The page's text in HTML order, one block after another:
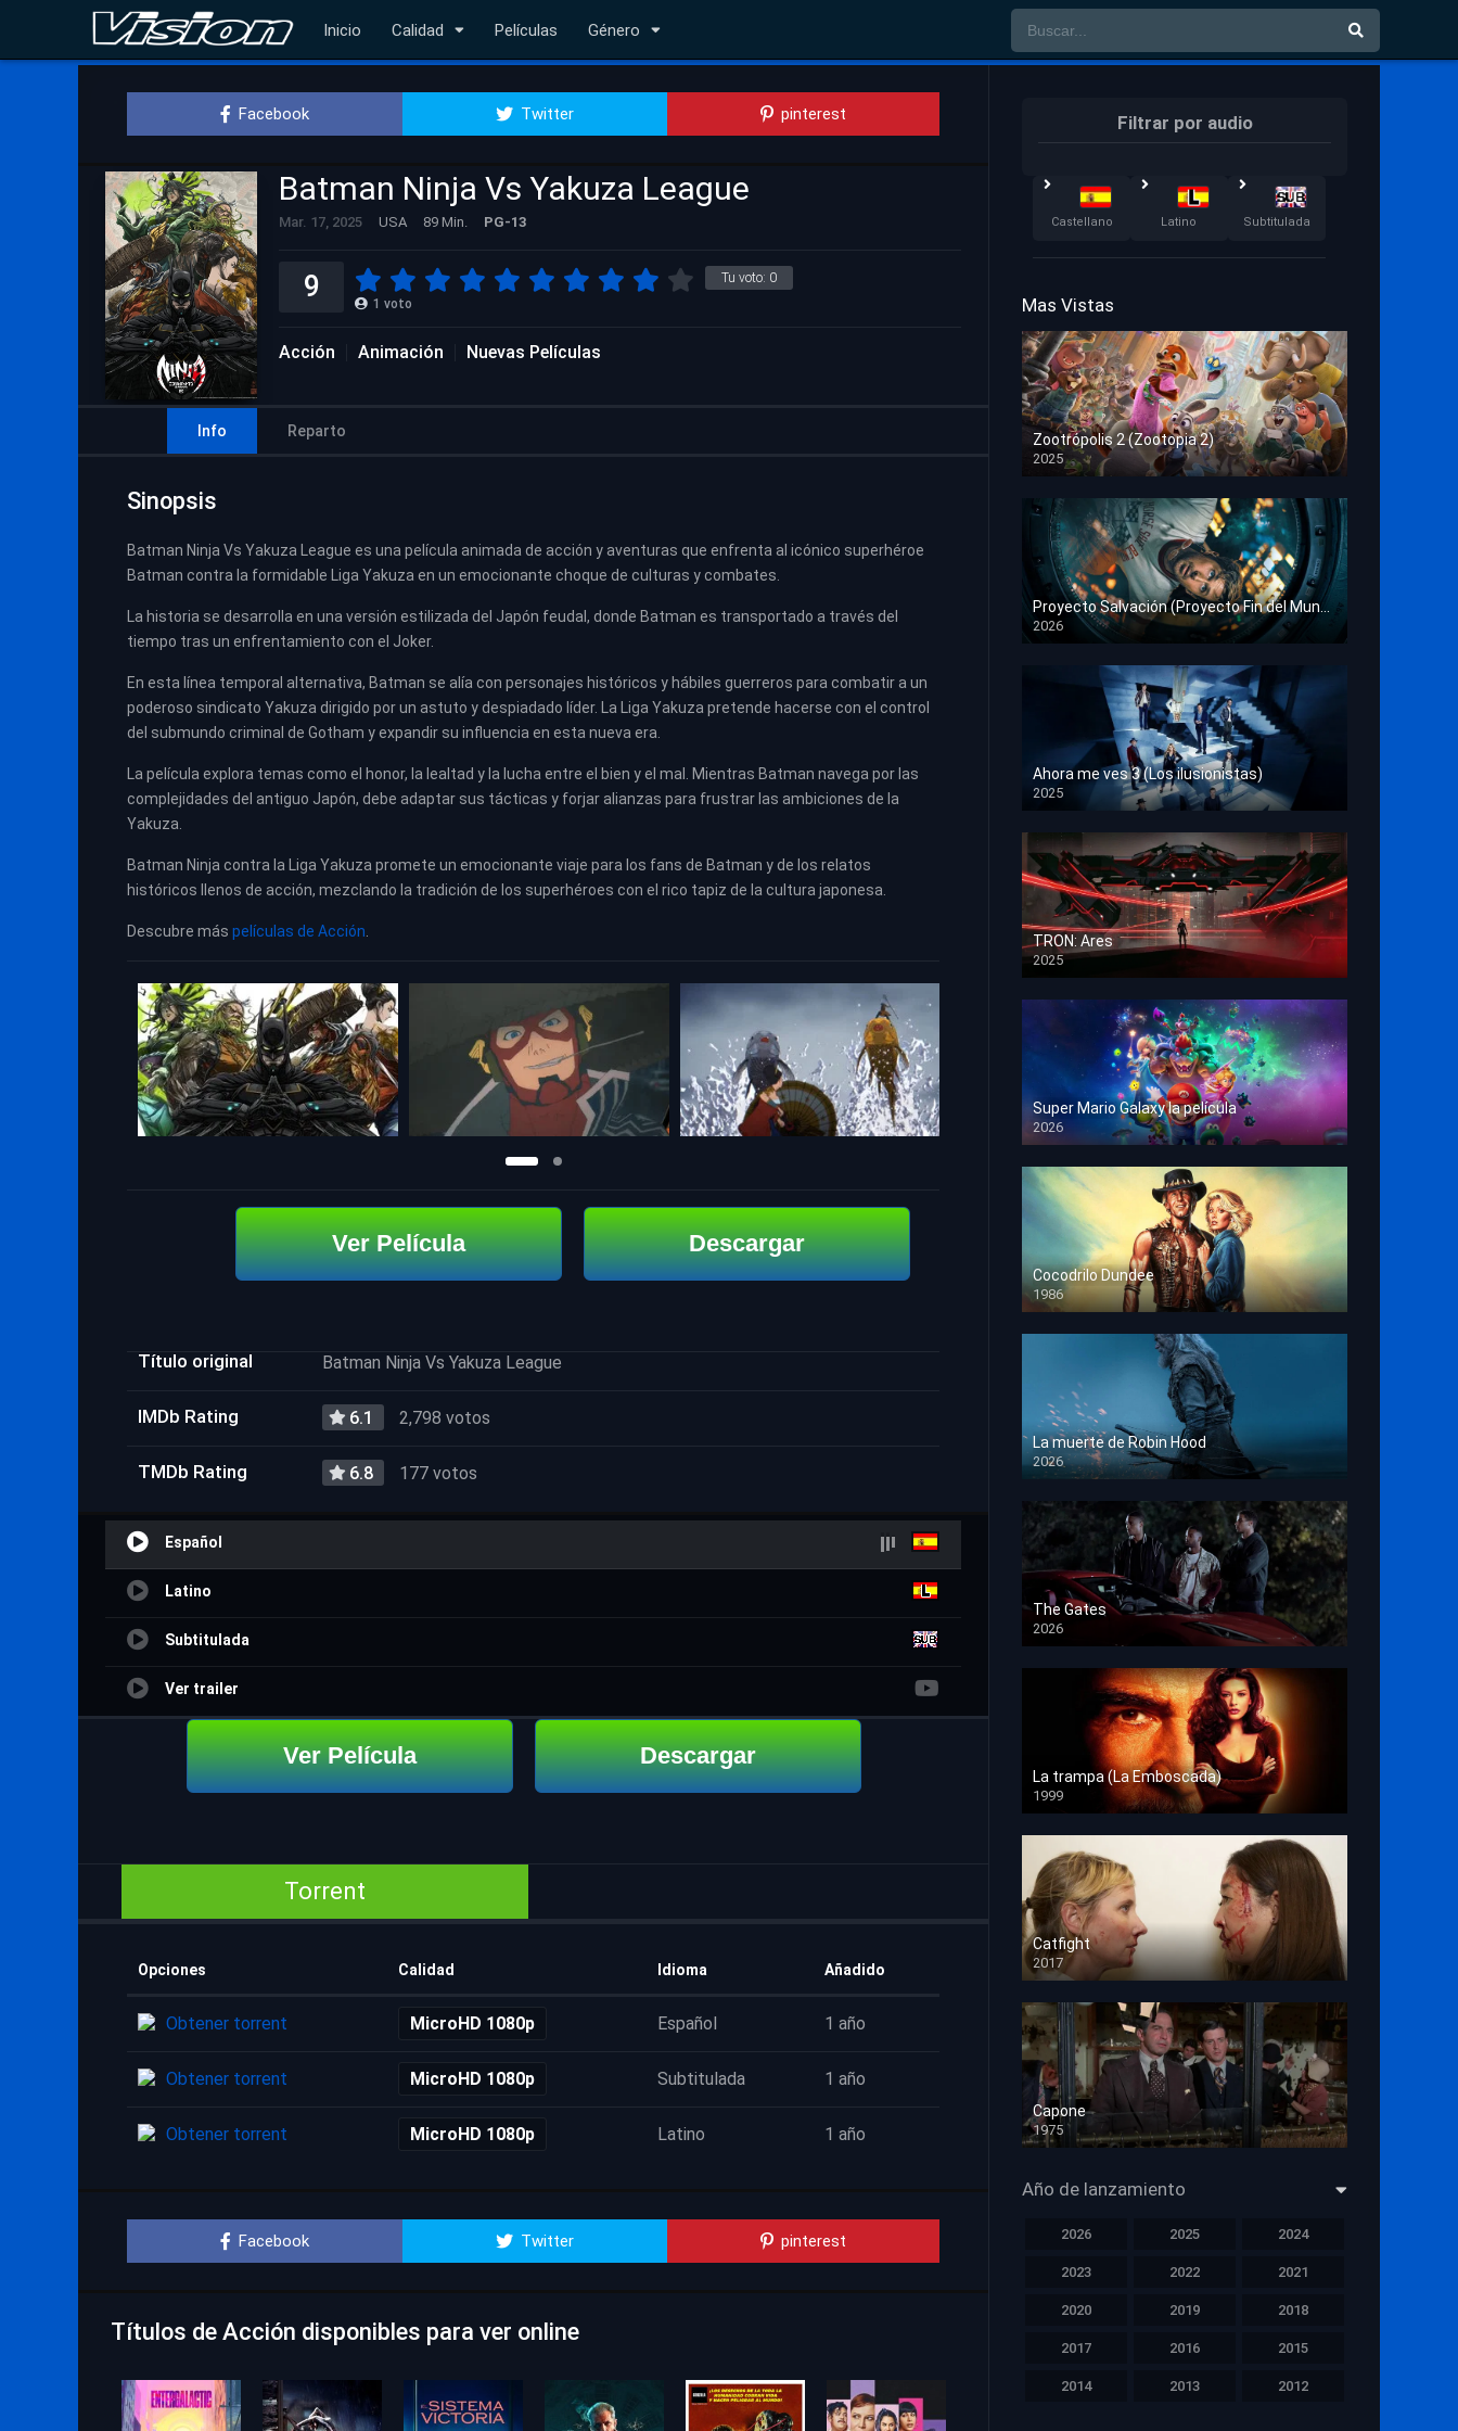
Inicio Calidad Películas Género
Facebook Twitter pinterest
Batman Ninja Vs Yakuza League
Mar. 17, 2025 USA 89 Min. PG-13
Tu voto: 0
9 1 voto
Acción Animación Nuevas Películas
Info Reparto
Sinopsis
Batman Ninja Vs Yakuza League es una película animada de acción y aventuras que enfrenta al icónico superhéroe
Batman contra la formidable Liga Yakuza en un emocionante choque de culturas y combates.
La historia se desarrolla en una versión estilizada del Japón feudal, donde Batman es transportado a través del
tiempo tras un enfrentamiento con el Joker.
En esta línea temporal alternativa, Batman se alía con personajes históricos y hábiles guerreros para combatir a un
poderoso sindicato Yakuza dirigido por un astuto y despiadado líder. La Liga Yakuza pretende hacerse con el control
del submundo criminal de Gotham y expandir su influencia en esta nueva era.
La película explora temas como el honor, la lealtad y la lucha entre el bien y el mal. Mientras Batman navega por las
complejidades del antiguo Japón, debe adaptar sus tácticas y forjar alianzas para frustrar las ambiciones de la
Yakuza.
Batman Ninja contra la Liga Yakuza promete un emocionante viaje para los fans de Batman y de los relatos
históricos llenos de acción, mezclando la tradición de los superhéroes con el rico tapiz de la cultura japonesa.
Descubre más películas de Acción
Ver Película Descargar
Título original Batman Ninja Vs Yakuza League
IMDb Rating 6.1 2,798 votos
TMDb Rating 6.8 177 votos
Español
Latino
Subtitulada
Ver trailer
Ver Película Descargar
Torrent
Opciones Calidad Idioma Añadido
Obtener torrent MicroHD 1080p Español 1 año
Obtener torrent MicroHD 1080p Subtitulada 1 año
Obtener torrent MicroHD 1080p Latino 1 año
Facebook Twitter pinterest
Títulos de Acción disponibles para ver online
Filtrar por audio
Castellano Latino Subtitulada
Mas Vistas
Zootrópolis 2 (Zootopia 2)
2025
HD 1080p
Proyecto Salvación (Proyecto Fin del Mundo)
2026
HD 1080p
Ahora me ves 3 (Los ilusionistas)
2025
HD 1080p
TRON: Ares
2025
HD 1080p
Super Mario Galaxy la película
2026
HD 1080p
Cocodrilo Dundee
1986
HD 1080p
La muerte de Robin Hood
2026
HD 1080p
The Gates
2026
HD 1080p
La trampa (La Emboscada)
1999
HD 1080p
Catfight
2017
HD 720p
Capone
1975
HD 1080p
Año de lanzamiento
2026 2025 2024
2023 2022 2021
2020 2019 2018
2017 2016 2015
2014 2013 2012